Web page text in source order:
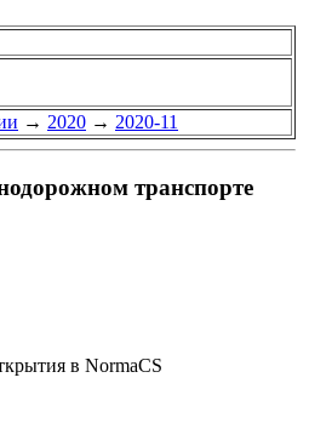
→ 2020 → 2020-11
транспорте
в NormaCS